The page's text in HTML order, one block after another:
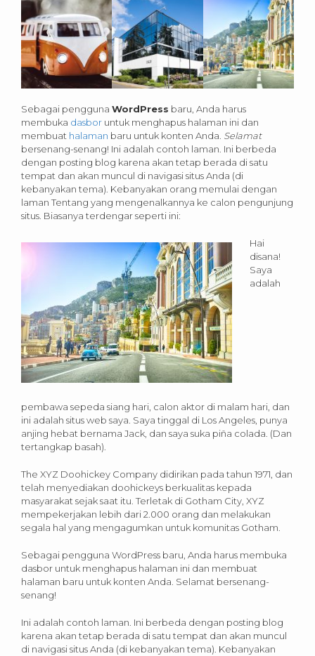
Sebagai pengguna WordPress baru, Anda harus
membuka dasbor untuk menghapus halaman ini dan
membuat halaman baru untuk konten Anda. Selamat
bersenang-senang! Ini adalah contoh laman. Ini berbeda
dengan posting blog karena akan tetap berada di satu
tempat dan akan muncul di navigasi situs Anda (di
kebanyakan tema). Kebanyakan orang memulai dengan
laman Tentang yang mengenalkannya ke calon pengunjung
situs. Biasanya terdengar seperti ini:
Hai
disana!
Saya
adalah
pembawa sepeda siang hari, calon aktor di malam hari, dan
ini adalah situs web saya. Saya tinggal di Los Angeles, punya
anjing hebat bernama Jack, dan saya suka piña colada. (Dan
tertangkap basah).
The XYZ Doohickey Company didirikan pada tahun 1971, dan
telah menyediakan doohickeys berkualitas kepada
masyarakat sejak saat itu. Terletak di Gotham City, XYZ
mempekerjakan lebih dari 2.000 orang dan melakukan
segala hal yang mengagumkan untuk komunitas Gotham.
Sebagai pengguna WordPress baru, Anda harus membuka
dasbor untuk menghapus halaman ini dan membuat
halaman baru untuk konten Anda. Selamat bersenang-
senang!
Ini adalah contoh laman. Ini berbeda dengan posting blog
karena akan tetap berada di satu tempat dan akan muncul
di navigasi situs Anda (di kebanyakan tema). Kebanyakan